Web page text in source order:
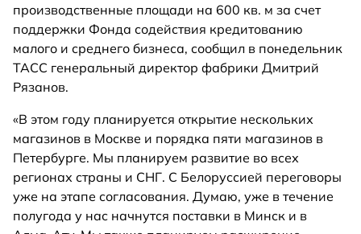
производственные площади на 600 кв. м за счет
поддержки Фонда содействия кредитованию
малого и среднего бизнеса, сообщил в понедельник
ТАСС генеральный директор фабрики Дмитрий
Рязанов.
«В этом году планируется открытие нескольких
магазинов в Москве и порядка пяти магазинов в
Петербурге. Мы планируем развитие во всех
регионах страны и СНГ. С Белоруссией переговоры
уже на этапе согласования. Думаю, уже в течение
полугода у нас начнутся поставки в Минск и в